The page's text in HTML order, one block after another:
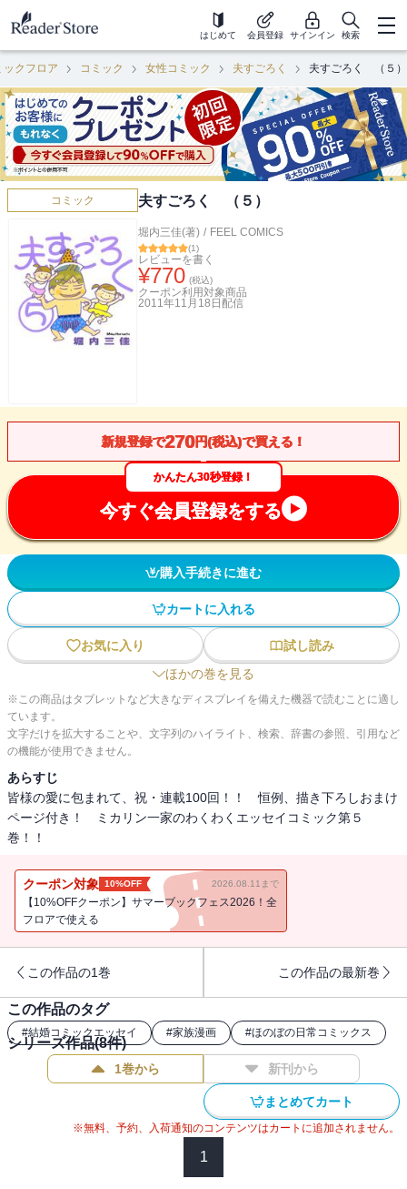
はじめて 会員登録 サインイン 検索
ックフロア コミック 女性コミック 夫すごろく 夫すごろく （５）
コミック 夫すごろく （５）
堀内三佳(著) / FEEL COMICS
(1)
レビューを書く
¥770 (税込)
クーポン利用対象商品
2011年11月18日 配信
新規登録で270円(税込)で買える！
かんたん30秒登録！
今すぐ会員登録をする
購入手続きに進む
カートに入れる
お気に入り
試し読み
ほかの巻を見る
※この商品はタブレットなど大きなディスプレイを備えた機器で読むことに適し
ています。
文字だけを拡大することや、文字列のハイライト、検索、辞書の参照、引用など
の機能が使用できません。
あらすじ
皆様の愛に包まれて、祝・連載100回！！ 恒例、描き下ろしおまけ
ページ付き！ ミカリン一家のわくわくエッセイコミック第５
巻！！
クーポン対象 10%OFF 2026.08.11まで
【10%OFFクーポン】サマーブックフェス2026！全
フロアで使える
この作品の1巻 この作品の最新巻
この作品のタグ
#結婚コミックエッセイ #家族漫画 #ほのぼの日常コミックス
シリーズ作品(8件)
1巻から 新刊から
まとめてカート
※無料、予約、入荷通知のコンテンツはカートに追加されません。
1